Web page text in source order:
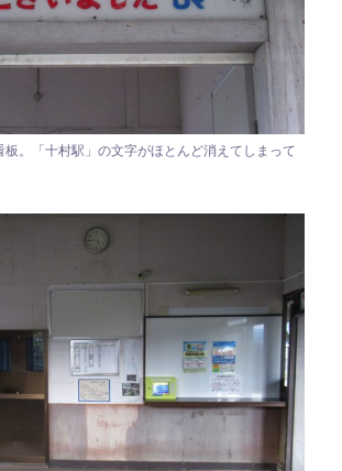
。「十村駅」の文字がほとんど消えてしまって